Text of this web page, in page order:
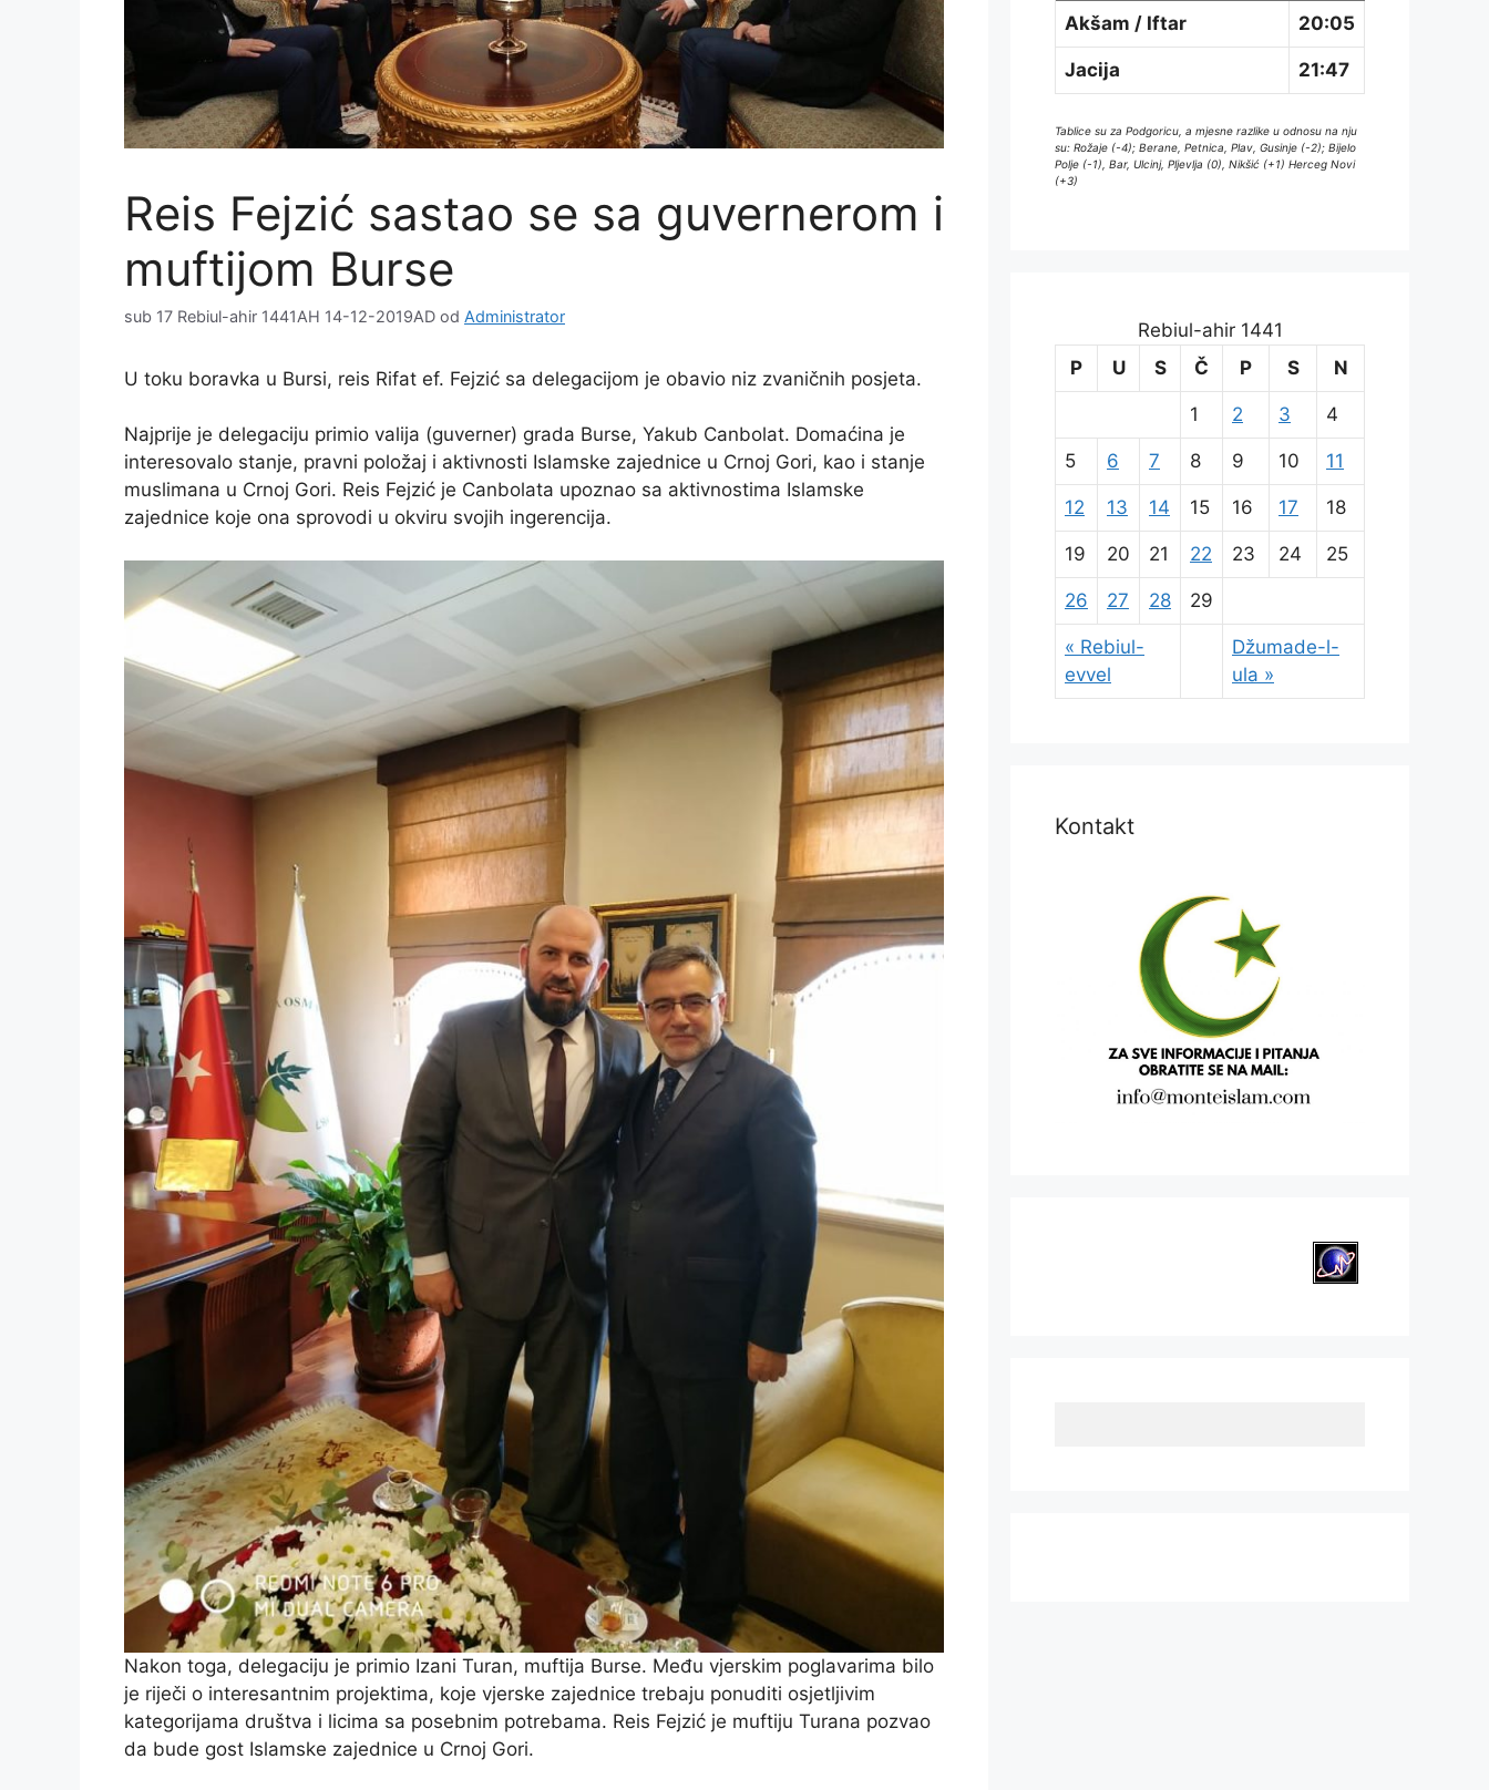
Reis Fejzić sastao se sa guvernerom i
muftijom Burse
sub 17 Rebiul-ahir 1441AH 14-12-2019AD od Administrator
U toku boravka u Bursi, reis Rifat ef. Fejzić sa delegacijom je obavio niz zvaničnih posjeta.
Najprije je delegaciju primio valija (guverner) grada Burse, Yakub Canbolat. Domaćina je
interesovalo stanje, pravni položaj i aktivnosti Islamske zajednice u Crnoj Gori, kao i stanje
muslimana u Crnoj Gori. Reis Fejzić je Canbolata upoznao sa aktivnostima Islamske
zajednice koje ona sprovodi u okviru svojih ingerencija.
Nakon toga, delegaciju je primio Izani Turan, muftija Burse. Među vjerskim poglavarima bilo
je riječi o interesantnim projektima, koje vjerske zajednice trebaju ponuditi osjetljivim
kategorijama društva i licima sa posebnim potrebama. Reis Fejzić je muftiju Turana pozvao
da bude gost Islamske zajednice u Crnoj Gori.
Akšam / Iftar 20:05
Jacija 21:47
Tablice su za Podgoricu, a mjesne razlike u odnosu na nju
su: Rožaje (-4); Berane, Petnica, Plav, Gusinje (-2); Bijelo
Polje (-1), Bar, Ulcinj, Pljevlja (0), Nikšić (+1) Herceg Novi
(+3)
Rebiul-ahir 1441
P
U S Č P S N
« Rebiul-
evvel
Džumade-l-
ula »
1 2 3 4
5 6 7 8 9 10 11
12 13 14 15 16 17 18
19 20 21 22 23 24 25
26 27 28 29
Kontakt